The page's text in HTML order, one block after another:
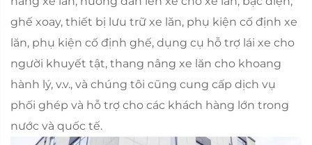
ghế xoay, thiết bị lưu trữ xe lăn, phụ kiện cố định xe
lăn, phụ kiện cố định ghế, dụng cụ hỗ trợ lái xe cho
người khuyết tật, thang nâng xe lăn cho khoang
hành lý, v.v., và chúng tôi cũng cung cấp dịch vụ
phối ghép và hỗ trợ cho các khách hàng lớn trong
nước và quốc tế.